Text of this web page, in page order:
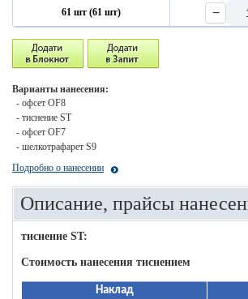
61 шт (61 шт) −
Варианты нанесения:
- офсет OF8
- тиснение ST
- офсет OF7
- шелкотрафарет S9
Подробно о нанесении
Описание, прайсы
тиснение ST:
Стоимость нанесения тиснением
Наклад